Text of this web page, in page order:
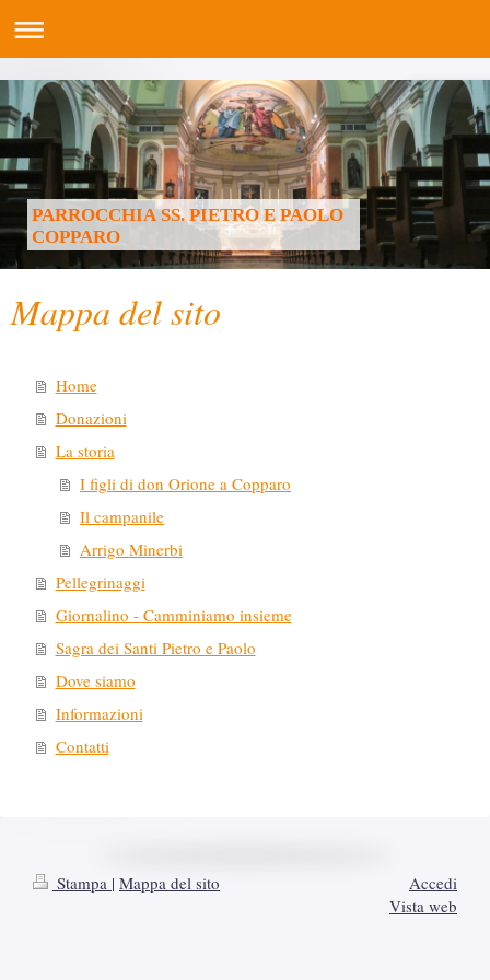
PARROCCHIA SS. PIETRO E PAOLO
COPPARO
Mappa del sito
Home
Donazioni
La storia
I figli di don Orione a Copparo
Il campanile
Arrigo Minerbi
Pellegrinaggi
Giornalino - Camminiamo insieme
Sagra dei Santi Pietro e Paolo
Dove siamo
Informazioni
Contatti
Stampa | Mappa del sito
Accedi
Vista web